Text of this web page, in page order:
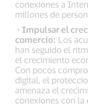
conexiones a
millones de
· Impulsar el
comercio: Los
han seguido el
el crecimiento
Con pocos
digital, el
amenaza el
conexiones con la